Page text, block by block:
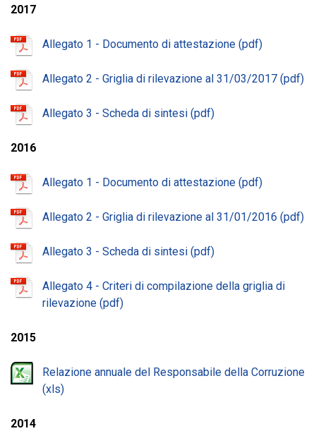
2017
Allegato 1 - Documento di attestazione
Allegato 2 - Griglia di rilevazione al 31/03/2017
Allegato 3 - Scheda di sintesi
2016
Allegato 1 - Documento di attestazione
Allegato 2 - Griglia di rilevazione al 31/01/2016
Allegato 3 - Scheda di sintesi
Allegato 4 - Criteri di compilazione della griglia di
rilevazione
2015
Relazione annuale del Responsabile della Corruzione
2014